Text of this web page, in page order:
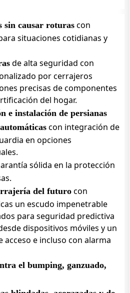
sin causar roturas con
situaciones cotidianas y
de alta seguridad con
por cerrajeros
precisas de componentes
del hogar.
e instalación de persianas
con integración de
en opciones
sólida en la protección
del futuro con
un escudo impenetrable
para seguridad predictiva
dispositivos móviles y un
e incluso con alarma
el bumping, ganzuado,